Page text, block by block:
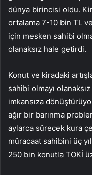
dünya birincisi oldu.
ortalama 7-10 bin TL
için mesken sahibi
olanaksız hale getirdi.
Konut ve kiradaki
sahibi olmayı
imkansıza
ağır bir barınma
aylarca sürecek kura
müracaat sahibini üç
250 bin konutla TOKİ